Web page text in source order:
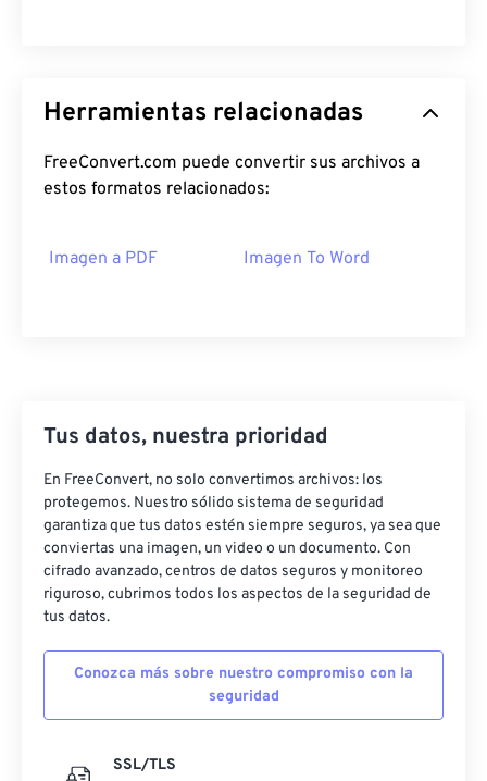
Herramientas relacionadas
FreeConvert.com puede convertir sus archivos a
estos formatos relacionados:
Imagen a PDF Imagen To Word
Tus datos, nuestra prioridad
En FreeConvert, no solo convertimos archivos: los
protegemos. Nuestro sólido sistema de seguridad
garantiza que tus datos estén siempre seguros, ya sea que
conviertas una imagen, un video o un documento. Con
cifrado avanzado, centros de datos seguros y monitoreo
riguroso, cubrimos todos los aspectos de la seguridad de
tus datos.
Conozca más sobre nuestro compromiso con la
seguridad
SSL/TLS